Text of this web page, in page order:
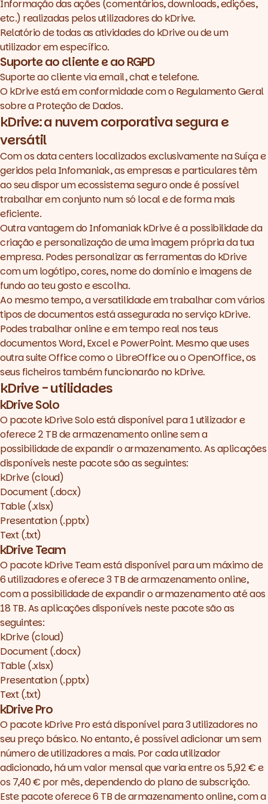
Informação das ações (comentários, downloads, edições,
etc.) realizadas pelos utilizadores do kDrive.
Relatório de todas as atividades do kDrive ou de um
utilizador em específico.
Suporte ao cliente e ao RGPD
Suporte ao cliente via email, chat e telefone.
O kDrive está em conformidade com o Regulamento Geral
sobre a Proteção de Dados.
kDrive: a nuvem corporativa segura e
versátil
Com os data centers localizados exclusivamente na Suíça e
geridos pela Infomaniak, as empresas e particulares têm
ao seu dispor um ecossistema seguro onde é possível
trabalhar em conjunto num só local e de forma mais
eficiente.
Outra vantagem do Infomaniak kDrive é a possibilidade da
criação e personalização de uma imagem própria da tua
empresa. Podes personalizar as ferramentas do kDrive
com um logótipo, cores, nome do domínio e imagens de
fundo ao teu gosto e escolha.
Ao mesmo tempo, a versatilidade em trabalhar com vários
tipos de documentos está assegurada no serviço kDrive.
Podes trabalhar online e em tempo real nos teus
documentos Word, Excel e PowerPoint. Mesmo que uses
outra suite Office como o LibreOffice ou o OpenOffice, os
seus ficheiros também funcionarão no kDrive.
kDrive - utilidades
kDrive Solo
O pacote kDrive Solo está disponível para 1 utilizador e
oferece 2 TB de armazenamento online sem a
possibilidade de expandir o armazenamento. As aplicações
disponíveis neste pacote são as seguintes:
kDrive (cloud)
Document (.docx)
Table (.xlsx)
Presentation (.pptx)
Text (.txt)
kDrive Team
O pacote kDrive Team está disponível para um máximo de
6 utilizadores e oferece 3 TB de armazenamento online,
com a possibilidade de expandir o armazenamento até aos
18 TB. As aplicações disponíveis neste pacote são as
seguintes:
kDrive (cloud)
Document (.docx)
Table (.xlsx)
Presentation (.pptx)
Text (.txt)
kDrive Pro
O pacote kDrive Pro está disponível para 3 utilizadores no
seu preço básico. No entanto, é possível adicionar um sem
número de utilizadores a mais. Por cada utilizador
adicionado, há um valor mensal que varia entre os 5,92 € e
os 7,40 € por mês, dependendo do plano de subscrição.
Este pacote oferece 6 TB de armazenamento online, com a